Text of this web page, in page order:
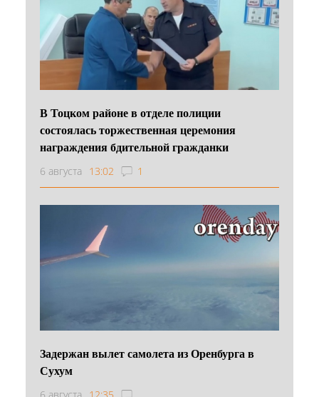
В Тоцком районе в отделе полиции
состоялась торжественная церемония
награждения бдительной гражданки
6 августа 13:02 1
Задержан вылет самолета из Оренбурга в
Сухум